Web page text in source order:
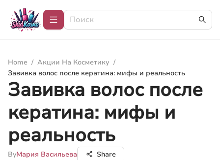
Home / Акции На Косметику /
Завивка волос после кератина: мифы и реальность
Завивка волос после
кератина: мифы и
реальность
ByМария Васильева Share